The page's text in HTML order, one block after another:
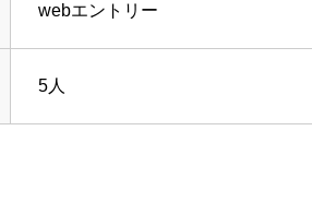
webエントリー
5人